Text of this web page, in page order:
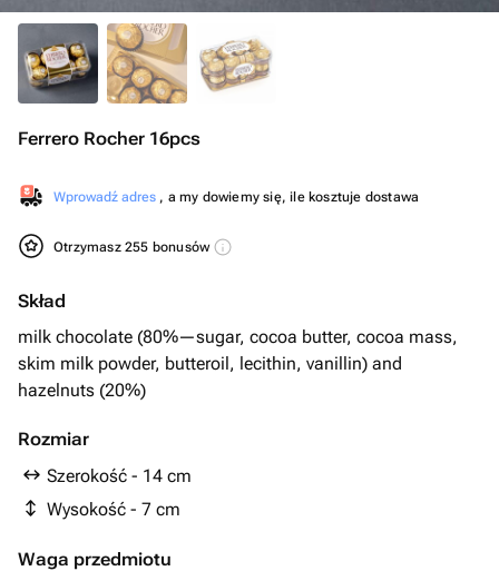
Ferrero Rocher 16pcs
Wprowadź adres , a my dowiemy się, ile kosztuje dostawa
Otrzymasz 255 bonusów
Skład
milk chocolate (80%—sugar, cocoa butter, cocoa mass,
skim milk powder, butteroil, lecithin, vanillin) and
hazelnuts (20%)
Rozmiar
Szerokość - 14 cm
Wysokość - 7 cm
Waga przedmiotu